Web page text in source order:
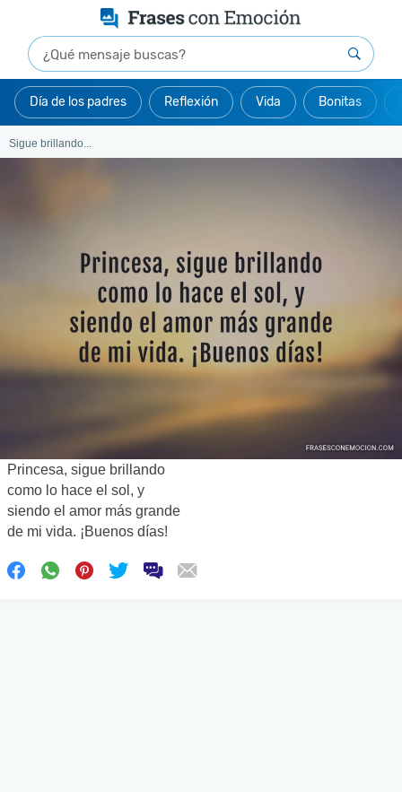
Día de los padres Reflexión Vida Bonitas
Sigue brillando...
Princesa, sigue brillando
como lo hace el sol, y
siendo el amor más grande
de mi vida. ¡Buenos días!